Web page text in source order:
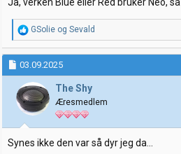
R
e
a
k
s
j
o
n
e
r
:
GSolie og Sevald
03.09.2025
The Shy
Æresmedlem
Synes ikke den var så dyr jeg da...